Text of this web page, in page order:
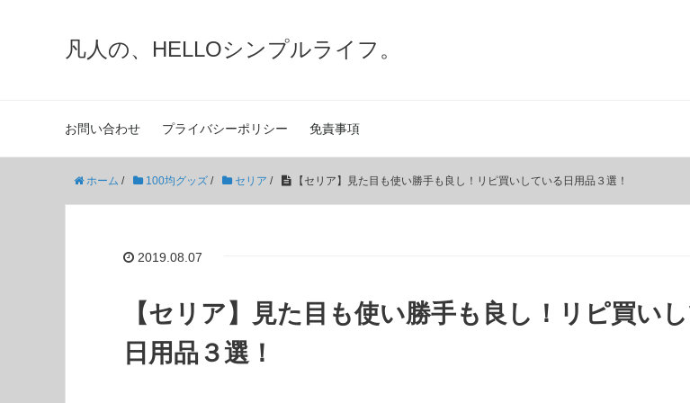
凡人の、HELLOシンプルライフ。
お問い合わせ プライバシーポリシー 免責事項
ホーム / 100均グッズ / セリア / 【セリア】見た目も使い勝手も良し！リピ買いしている日用品３選！
2019.08.07
【セリア】見た目も使い勝手も良し！リピ買い
日用品３選！